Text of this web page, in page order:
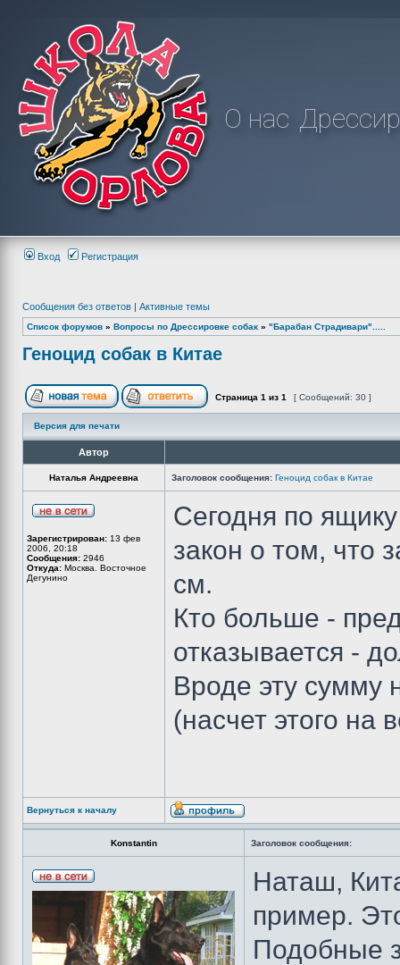
О нас
Вход Регистрация
Сообщения без ответов | Активные темы
Список форумов » Вопросы по Дрессировке собак » "Барабан Страдивари".....
Геноцид собак в Китае
Страница 1 из 1 [ Сообщений: 30 ]
Версия для печати
Автор
Наталья Андреевна Заголовок сообщения: Геноцид собак в Китае
Зарегистрирован: 13 фев
2006, 20:18
Сообщения: 2946
Откуда: Москва. Восточное
Дегунино
Сегодня по
закон о том, что
см.
Кто больше -
отказывается -
Вроде эту сумму
(насчет этого на
Вернуться к началу
Konstantin Заголовок сообщения:
Наташ,
пример.
Подобные